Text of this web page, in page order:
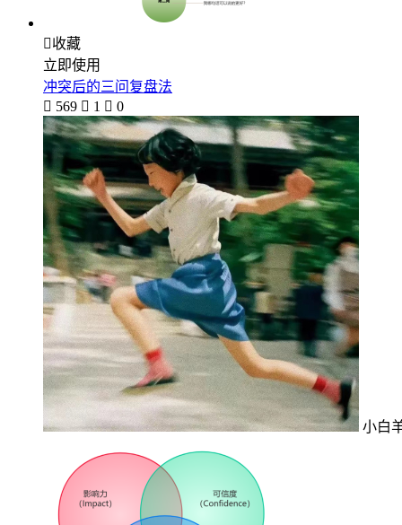
收藏
立即使用
冲突后的三问复盘法
 569  1  0
小白